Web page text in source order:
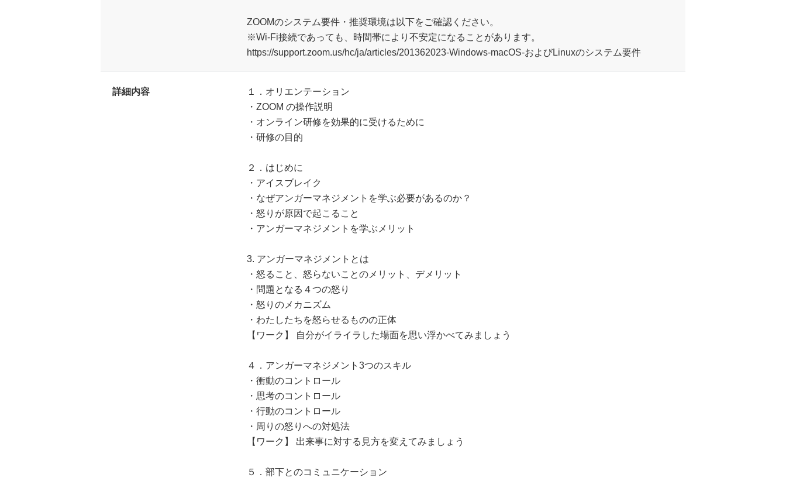
ZOOMのシステム要件・推奨環境は以下をご確認ください。
※Wi-Fi接続であっても、時間帯により不安定になることがあります。
https://support.zoom.us/hc/ja/articles/201362023-Windows-macOS-およびLinuxのシステム要件
詳細内容
１．オリエンテーション
・ZOOM の操作説明
・オンライン研修を効果的に受けるために
・研修の目的
２．はじめに
・アイスブレイク
・なぜアンガーマネジメントを学ぶ必要があるのか？
・怒りが原因で起こること
・アンガーマネジメントを学ぶメリット
3. アンガーマネジメントとは
・怒ること、怒らないことのメリット、デメリット
・問題となる４つの怒り
・怒りのメカニズム
・わたしたちを怒らせるものの正体
【ワーク】 自分がイライラした場面を思い浮かべてみましょう
４．アンガーマネジメント3つのスキル
・衝動のコントロール
・思考のコントロール
・行動のコントロール
・周りの怒りへの対処法
【ワーク】 出来事に対する見方を変えてみましょう
５．部下とのコミュニケーション